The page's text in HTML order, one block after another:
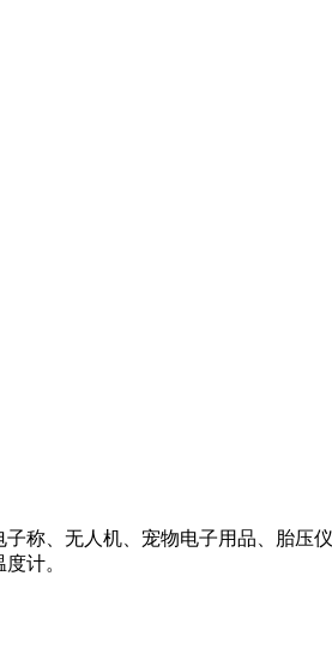
称、无人机、宠物电子用品、胎压
计。